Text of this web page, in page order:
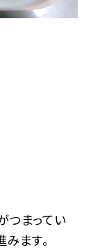
つまってい
ます。